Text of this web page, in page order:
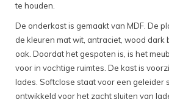
te houden.
De onderkast is gemaakt van MDF. De
de kleuren mat wit, antraciet, wood
oak. Doordat het gespoten is, is het
voor in vochtige ruimtes. De kast is
lades. Softclose staat voor een geleider
ontwikkeld voor het zacht sluiten van